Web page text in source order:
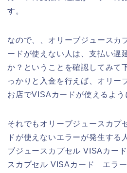
す。
なので、、オリーブジュースカ
ードが使えない人は、支払い遅
か？ということを確認してみて
っかりと入金を行えば、オリー
お店でVISAカードが使えるよう
それでもオリーブジュースカプ
ドが使えないエラーが発生する
ブジュースカプセル VISAカー
スカプセル VISAカード エラ